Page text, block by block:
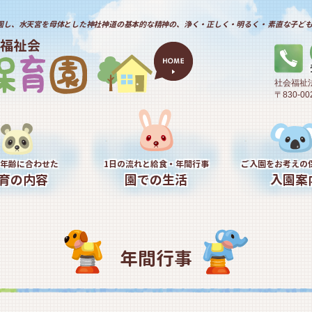
、水天宮を母体とした神社神道の基本的な精神の、浄く・正しく・明るく・ 素直な子ど
社会福祉
〒830-
齢に合わせた
の内容
1日の流れと給食・年間行事
園での生活
ご入園をお考えの
入園案
年間行事